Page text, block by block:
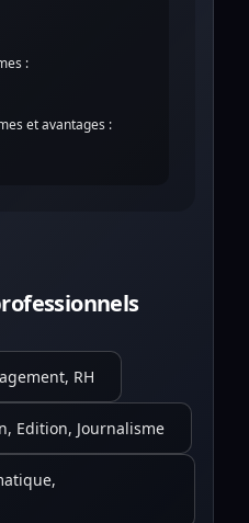
:
et avantages :
RH
Edition, Journalisme